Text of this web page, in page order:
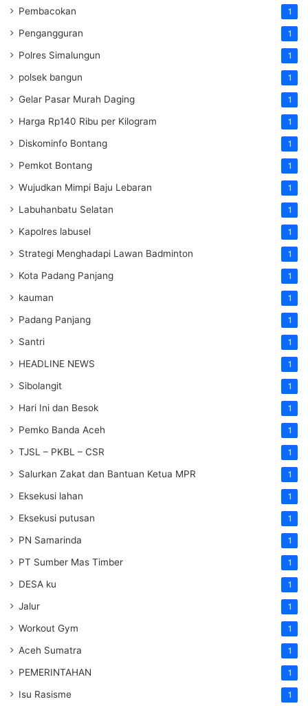
Pembacokan 1
Pengangguran 1
Polres Simalungun 1
polsek bangun 1
Gelar Pasar Murah Daging 1
Harga Rp140 Ribu per Kilogram 1
Diskominfo Bontang 1
Pemkot Bontang 1
Wujudkan Mimpi Baju Lebaran 1
Labuhanbatu Selatan 1
Kapolres labusel 1
Strategi Menghadapi Lawan Badminton 1
Kota Padang Panjang 1
kauman 1
Padang Panjang 1
Santri 1
HEADLINE NEWS 1
Sibolangit 1
Hari Ini dan Besok 1
Pemko Banda Aceh 1
TJSL – PKBL – CSR 1
Salurkan Zakat dan Bantuan Ketua MPR 1
Eksekusi lahan 1
Eksekusi putusan 1
PN Samarinda 1
PT Sumber Mas Timber 1
DESA ku 1
Jalur 1
Workout Gym 1
Aceh Sumatra 1
PEMERINTAHAN 1
Isu Rasisme 1